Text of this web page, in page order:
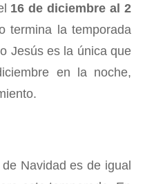
16 de diciembre al 2
termina la temporada
Jesús es la única que
en la noche,
Navidad es de igual